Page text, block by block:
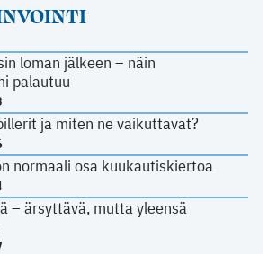
loman jälkeen – näin
palautuu
ja miten ne vaikuttavat?
normaali osa kuukautiskiertoa
– ärsyttävä, mutta yleensä